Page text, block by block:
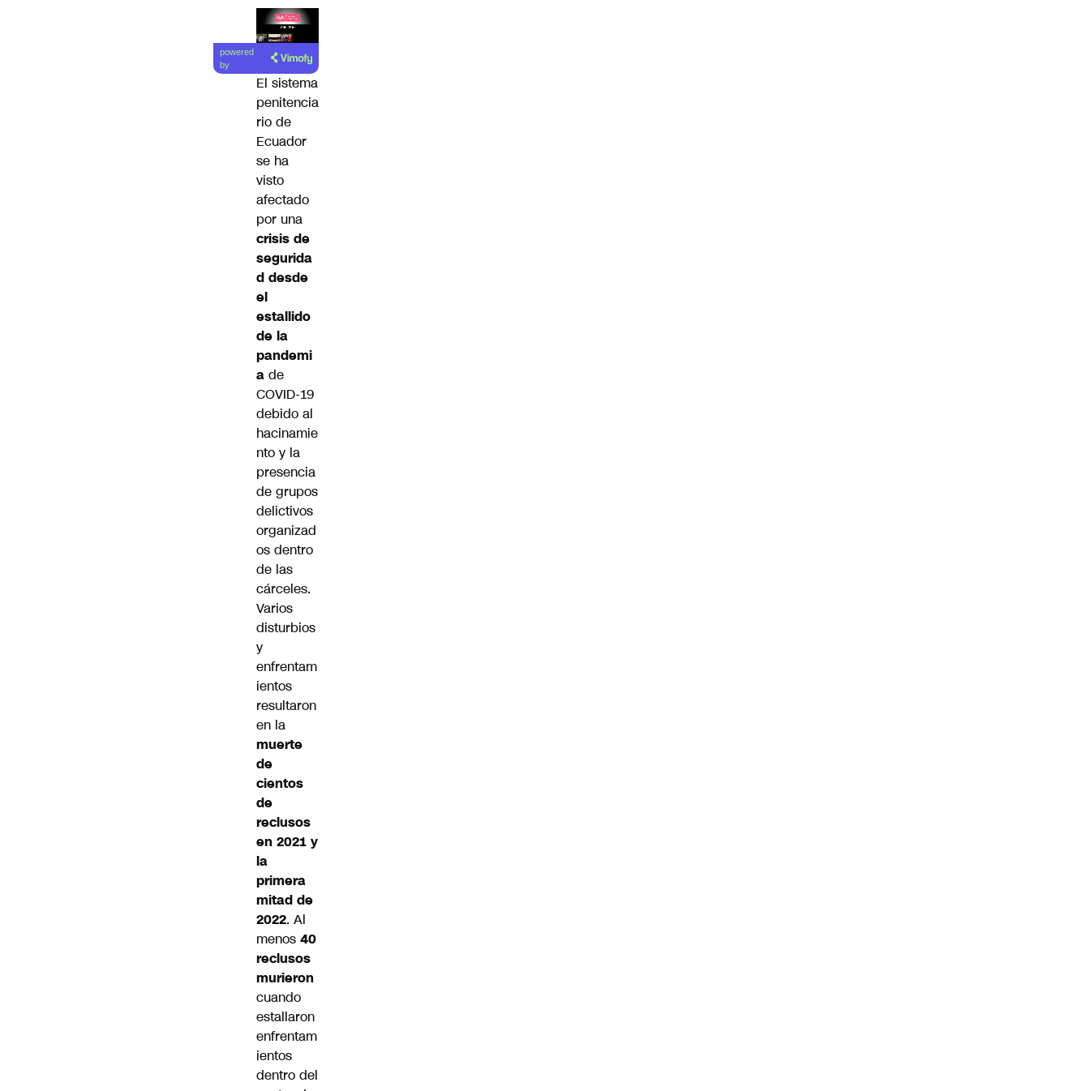
Lea el
artículo
powered
by
El sistema
penitencia
rio de
Ecuador
se ha
visto
afectado
por una
crisis de
segurida
d desde
el
estallido
de la
pandemi
a de
COVID-19
debido al
hacinamie
nto y la
presencia
de grupos
delictivos
organizad
os dentro
de las
cárceles.
Varios
disturbios
y
enfrentam
ientos
resultaron
en la
muerte
de
cientos
de
reclusos
en 2021 y
la
primera
mitad de
2022. Al
menos 40
reclusos
murieron
cuando
estallaron
enfrentam
ientos
dentro del